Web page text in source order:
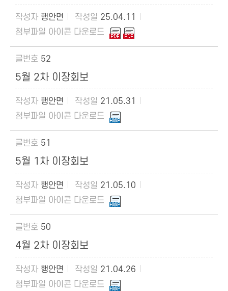
행안면 25.04.11
52
5월 2차 이장회보
행안면 21.05.31
51
5월 1차 이장회보
행안면 21.05.10
50
4월 2차 이장회보
행안면 21.04.26